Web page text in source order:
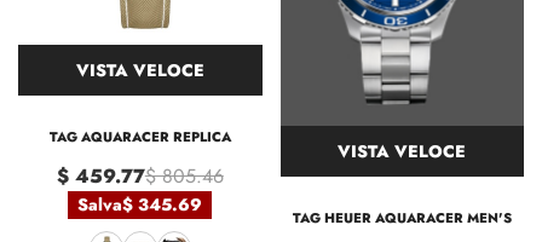
VISTA VELOCE
TAG AQUARACER REPLICA
$ 459.77$ 805.46
Salva$ 345.69
VISTA VELOCE
TAG HEUER AQUARACER MEN'S